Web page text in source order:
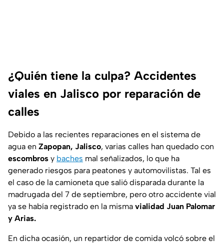
¿Quién tiene la culpa? Accidentes
viales en Jalisco por reparación de
calles
Debido a las recientes reparaciones en el sistema de
agua en Zapopan, Jalisco, varias calles han quedado con
escombros y baches mal señalizados, lo que ha
generado riesgos para peatones y automovilistas. Tal es
el caso de la camioneta que salió disparada durante la
madrugada del 7 de septiembre, pero otro accidente vial
ya se había registrado en la misma vialidad Juan Palomar
y Arias.
En dicha ocasión, un repartidor de comida volcó sobre el